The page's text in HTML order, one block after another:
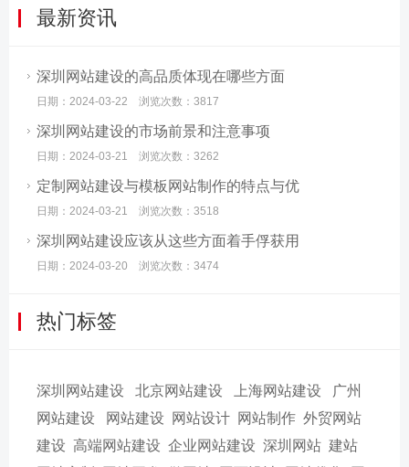
最新资讯
深圳网站建设的高品质体现在哪些方面
日期：2024-03-22 浏览次数：3817
深圳网站建设的市场前景和注意事项
日期：2024-03-21 浏览次数：3262
定制网站建设与模板网站制作的特点与优
日期：2024-03-21 浏览次数：3518
深圳网站建设应该从这些方面着手俘获用
日期：2024-03-20 浏览次数：3474
热门标签
深圳网站建设 北京网站建设 上海网站建设
广州
网站建设
网站建设 网站设计 网站制作 外贸网站
建设 高端网站建设 企业网站建设 深圳网站 建站